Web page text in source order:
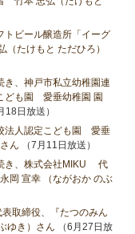
トビール醸造所「イーグ
たけもと ただひろ）
き、神戸市私立幼稚園連
も園 愛垂幼稚園 園
18日放送）
法人認定こども園 愛垂
ん （7月11日放送）
き、株式会社MIKU 代
岡 宣幸 （ながおか のぶ
取締役、『たつのみん
ゆき）さん （6月27日放